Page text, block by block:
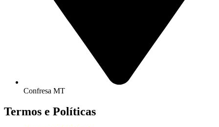
Confresa MT
Termos e Políticas